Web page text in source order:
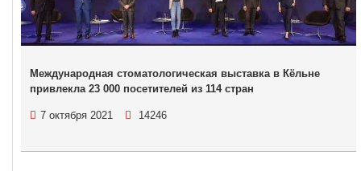
Международная стоматологическая выставка в Кёльне
привлекла 23 000 посетителей из 114 стран
7 октября 2021 14246